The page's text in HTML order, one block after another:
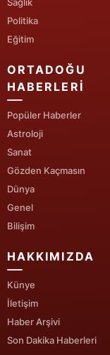
Sağlık
Politika
Eğitim
ORTADOĞU
HABERLERI
Popüler Haberler
Astroloji
Sanat
Gözden Kaçmasın
Dünya
Genel
Bilişim
HAKKIMIZDA
Künye
İletişim
Haber Arşivi
Son Dakika Haberleri